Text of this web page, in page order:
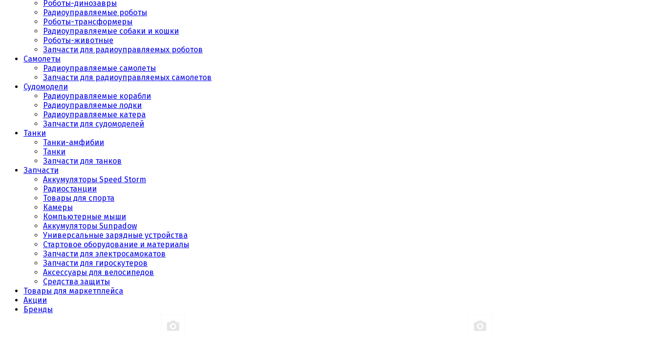
Роботы-динозавры
Радиоуправляемые роботы
Роботы-трансформеры
Радиоуправляемые собаки и кошки
Роботы-животные
Запчасти для радиоуправляемых роботов
Самолеты
Радиоуправляемые самолеты
Запчасти для радиоуправляемых самолетов
Судомодели
Радиоуправляемые корабли
Радиоуправляемые лодки
Радиоуправляемые катера
Запчасти для судомоделей
Танки
Танки-амфибии
Танки
Запчасти для танков
Запчасти
Аккумуляторы Speed Storm
Радиостанции
Товары для спорта
Камеры
Компьютерные мыши
Аккумуляторы Sunpadow
Универсальные зарядные устройства
Стартовое оборудование и материалы
Запчасти для электросамокатов
Запчасти для гироскутеров
Аксессуары для велосипедов
Средства защиты
Товары для маркетплейса
Акции
Бренды